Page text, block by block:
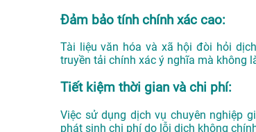
Đảm bảo tính chính xác cao:
Tài liệu văn hóa và xã hội đòi hỏi
truyền tải chính xác ý nghĩa mà không
Tiết kiệm thời gian và chi phí:
Việc sử dụng dịch vụ chuyên nghiệp
phát sinh chi phí do lỗi dịch không